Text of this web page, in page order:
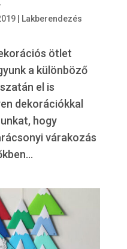
|
Lakberendezés
ötlet
a különböző
el is
dekorációkkal
hogy
várakozás